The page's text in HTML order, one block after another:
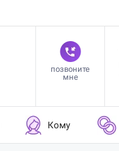
позвоните
мне
Кому